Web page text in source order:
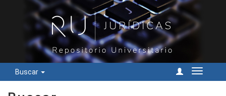
Buscar
Cambiar